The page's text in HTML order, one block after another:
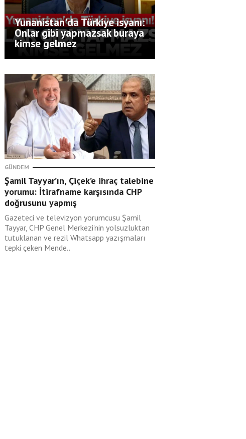
Yunanistan'da Türkiye isyanı:
Onlar gibi yapmazsak buraya
kimse gelmez
GÜNDEM
Şamil Tayyar’ın, Çiçek’e ihraç talebine
yorumu: İtirafname karşısında CHP
doğrusunu yapmış
Gazeteci ve televizyon yorumcusu Şamil
Tayyar, CHP Genel Merkezi’nin yolsuzluktan
tutuklanan ve rezil Whatsapp yazışmaları
tepki çeken Mende..